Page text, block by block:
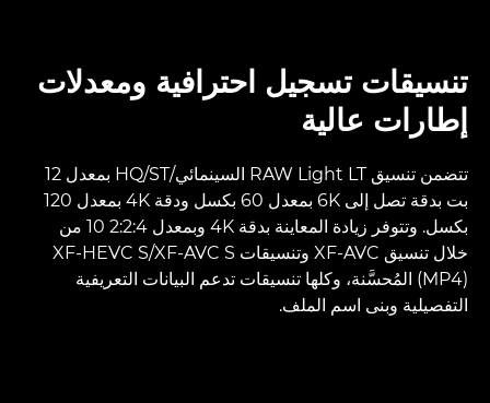
تنسيقات تسجيل احترافية ومعدلات
إطارات عالية
تتضمن تنسيق RAW Light LT السينمائي/ST‏/HQ بمعدل 12
بت بدقة تصل إلى 6K بمعدل 60 بكسل ودقة 4K بمعدل 120
بكسل. وتتوفر زيادة المعاينة بدقة 4K وبمعدل 4‏:2:2 10 من
خلال تنسيق XF-AVC وتنسيقات XF-AVC S‏/XF-HEVC S
(MP4) المُحسَّنة، وكلها تنسيقات تدعم البيانات التعريفية
التفصيلية وبنى اسم الملف.